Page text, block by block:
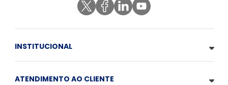
INSTITUCIONAL
ATENDIMENTO AO CLIENTE